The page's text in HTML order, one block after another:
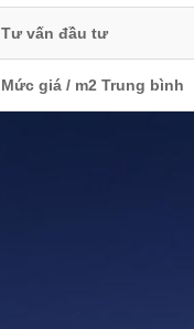
Tư vấn đầu tư
Mức giá / m2 Trung bình